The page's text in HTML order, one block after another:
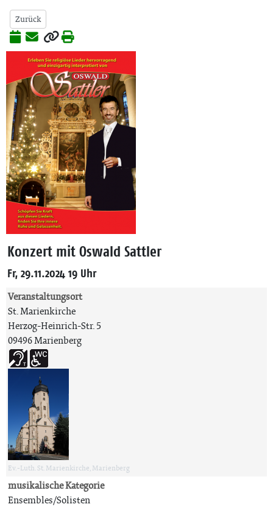
Zurück
Konzert mit Oswald Sattler
Fr, 29.11.2024 19 Uhr
Veranstaltungsort
St. Marienkirche
Herzog-Heinrich-Str. 5
09496 Marienberg
Ev.-Luth. St. Marienkirche, Marienberg
musikalische Kategorie
Ensembles/Solisten